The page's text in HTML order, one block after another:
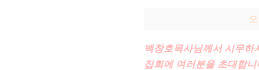
백창호목사님께서 시무하
집회에 여러분을 초대합니